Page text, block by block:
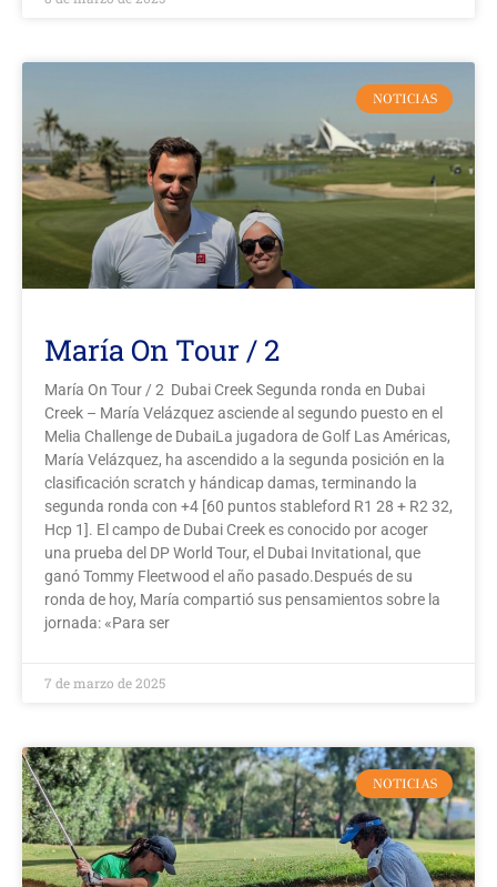
NOTICIAS
María On Tour / 2
María On Tour / 2 Dubai Creek Segunda ronda en Dubai
Creek – María Velázquez asciende al segundo puesto en el
Melia Challenge de DubaiLa jugadora de Golf Las Américas,
María Velázquez, ha ascendido a la segunda posición en la
clasificación scratch y hándicap damas, terminando la
segunda ronda con +4 [60 puntos stableford R1 28 + R2 32,
Hcp 1]. El campo de Dubai Creek es conocido por acoger
una prueba del DP World Tour, el Dubai Invitational, que
ganó Tommy Fleetwood el año pasado.Después de su
ronda de hoy, María compartió sus pensamientos sobre la
jornada: «Para ser
7 de marzo de 2025
NOTICIAS